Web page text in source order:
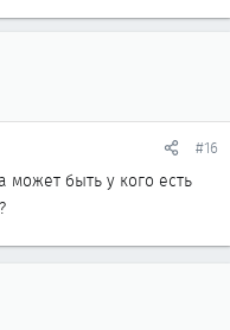
#16
может быть у кого есть